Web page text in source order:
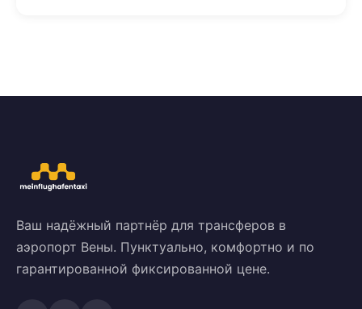
Ваш надёжный партнёр для трансферов в
аэропорт Вены. Пунктуально, комфортно и по
гарантированной фиксированной цене.